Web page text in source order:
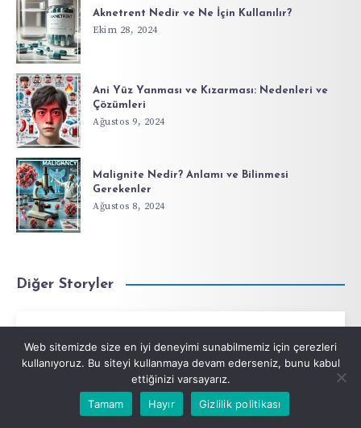
Aknetrent Nedir ve Ne İçin Kullanılır?
Ekim 28, 2024
Ani Yüz Yanması ve Kızarması: Nedenleri ve
Çözümleri
Ağustos 9, 2024
Malignite Nedir? Anlamı ve Bilinmesi
Gerekenler
Ağustos 8, 2024
Diğer Storyler
Ameliyat Sonrası Dikişlerde Enfeksiyon
Sonraki Story
Web sitemizde size en iyi deneyimi sunabilmemiz için çerezleri
kullanıyoruz. Bu siteyi kullanmaya devam ederseniz, bunu kabul
ettiğinizi varsayarız.
Tamam
Hayır Gizlilik politikası